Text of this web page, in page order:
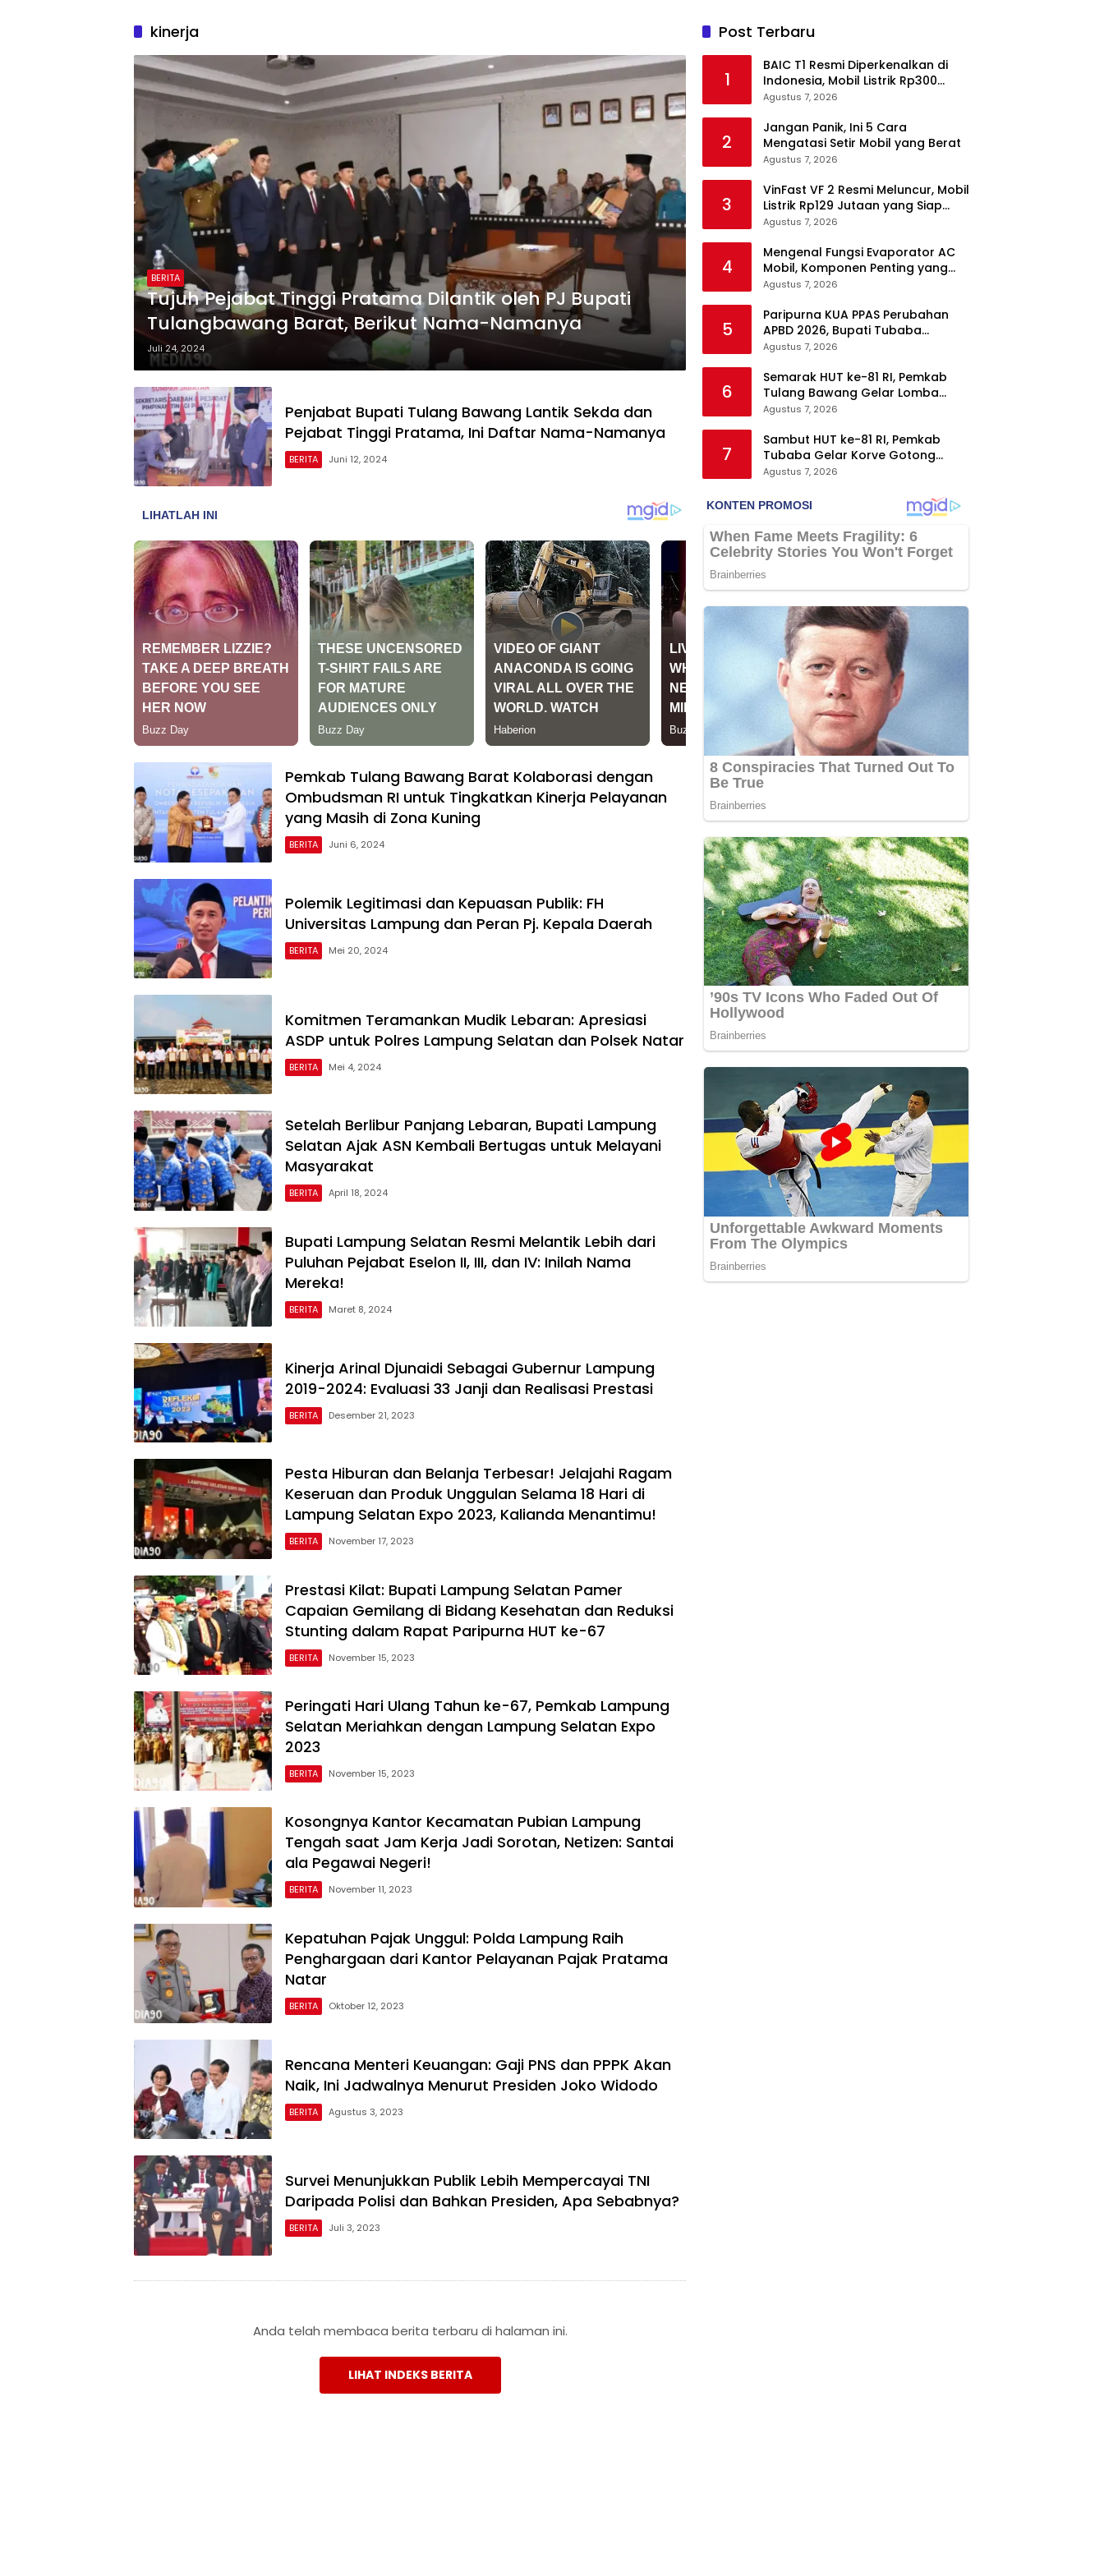
kinerja
BERITA
Tujuh Pejabat Tinggi Pratama Dilantik oleh PJ Bupati
Tulangbawang Barat, Berikut Nama-Namanya
Juli 24, 2024
Penjabat Bupati Tulang Bawang Lantik Sekda dan
Pejabat Tinggi Pratama, Ini Daftar Nama-Namanya
BERITA Juni 12, 2024
Pemkab Tulang Bawang Barat Kolaborasi dengan
Ombudsman RI untuk Tingkatkan Kinerja Pelayanan
yang Masih di Zona Kuning
BERITA Juni 6, 2024
Polemik Legitimasi dan Kepuasan Publik: FH
Universitas Lampung dan Peran Pj. Kepala Daerah
BERITA Mei 20, 2024
Komitmen Teramankan Mudik Lebaran: Apresiasi
ASDP untuk Polres Lampung Selatan dan Polsek Natar
BERITA Mei 4, 2024
Setelah Berlibur Panjang Lebaran, Bupati Lampung
Selatan Ajak ASN Kembali Bertugas untuk Melayani
Masyarakat
BERITA April 18, 2024
Bupati Lampung Selatan Resmi Melantik Lebih dari
Puluhan Pejabat Eselon II, III, dan IV: Inilah Nama
Mereka!
BERITA Maret 8, 2024
Kinerja Arinal Djunaidi Sebagai Gubernur Lampung
2019-2024: Evaluasi 33 Janji dan Realisasi Prestasi
BERITA Desember 21, 2023
Pesta Hiburan dan Belanja Terbesar! Jelajahi Ragam
Keseruan dan Produk Unggulan Selama 18 Hari di
Lampung Selatan Expo 2023, Kalianda Menantimu!
BERITA November 17, 2023
Prestasi Kilat: Bupati Lampung Selatan Pamer
Capaian Gemilang di Bidang Kesehatan dan Reduksi
Stunting dalam Rapat Paripurna HUT ke-67
BERITA November 15, 2023
Peringati Hari Ulang Tahun ke-67, Pemkab Lampung
Selatan Meriahkan dengan Lampung Selatan Expo
2023
BERITA November 15, 2023
Kosongnya Kantor Kecamatan Pubian Lampung
Tengah saat Jam Kerja Jadi Sorotan, Netizen: Santai
ala Pegawai Negeri!
BERITA November 11, 2023
Kepatuhan Pajak Unggul: Polda Lampung Raih
Penghargaan dari Kantor Pelayanan Pajak Pratama
Natar
BERITA Oktober 12, 2023
Rencana Menteri Keuangan: Gaji PNS dan PPPK Akan
Naik, Ini Jadwalnya Menurut Presiden Joko Widodo
BERITA Agustus 3, 2023
Survei Menunjukkan Publik Lebih Mempercayai TNI
Daripada Polisi dan Bahkan Presiden, Apa Sebabnya?
BERITA Juli 3, 2023
Anda telah membaca berita terbaru di halaman ini.
LIHAT INDEKS BERITA
Post Terbaru
1
BAIC T1 Resmi Diperkenalkan di
Indonesia, Mobil Listrik Rp300
Jutaan Siap Ramaikan Pasar EV
Agustus 7, 2026
2
Jangan Panik, Ini 5 Cara
Mengatasi Setir Mobil yang Berat
Agustus 7, 2026
3
VinFast VF 2 Resmi Meluncur, Mobil
Listrik Rp129 Jutaan yang Siap
Jadi Alternatif Pengganti Motor
Agustus 7, 2026
4
Mengenal Fungsi Evaporator AC
Mobil, Komponen Penting yang
Sering Terlupakan
Agustus 7, 2026
5
Paripurna KUA PPAS Perubahan
APBD 2026, Bupati Tubaba
Targetkan Pendapatan Daerah
Agustus 7, 2026
6
Semarak HUT ke-81 RI, Pemkab
Tulang Bawang Gelar Lomba
Senam Udang Manis
Agustus 7, 2026
7
Sambut HUT ke-81 RI, Pemkab
Tubaba Gelar Korve Gotong
Royong dan Bersih-Bersih
Agustus 7, 2026